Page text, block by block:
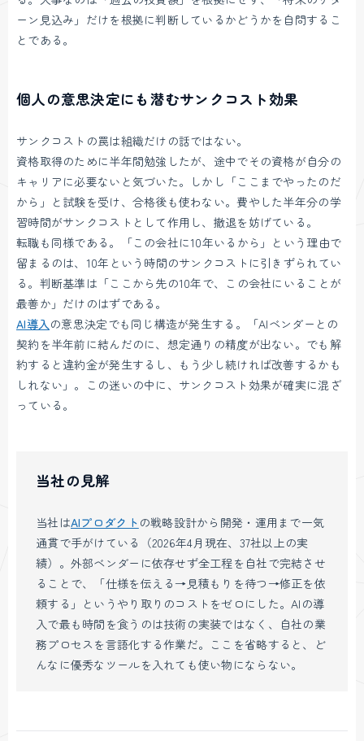
ーン見込み」だけを根拠に判断しているかどうかを自問するこ
とである。
個人の意思決定にも潜むサンクコスト効果
サンクコストの罠は組織だけの話ではない。
資格取得のために半年間勉強したが、途中でその資格が自分の
キャリアに必要ないと気づいた。しかし「ここまでやったのだ
から」と試験を受け、合格後も使わない。費やした半年分の学
習時間がサンクコストとして作用し、撤退を妨げている。
転職も同様である。「この会社に10年いるから」という理由で
留まるのは、10年という時間のサンクコストに引きずられてい
る。判断基準は「ここから先の10年で、この会社にいることが
最善か」だけのはずである。
AI導入 の意思決定でも同じ構造が発生する。「AIベンダーとの
契約を半年前に結んだのに、想定通りの精度が出ない。でも解
約すると違約金が発生するし、もう少し続ければ改善するかも
しれない」。この迷いの中に、サンクコスト効果が確実に混ざ
っている。
当社の見解
当社はAIプロダクト の戦略設計から開発・運用まで一気
通貫で手がけている（2026年4月現在、37社以上の実
績）。外部ベンダーに依存せず全工程を自社で完結させ
ることで、「仕様を伝える→見積もりを待つ→修正を依
頼する」というやり取りのコストをゼロにした。AIの導
入で最も時間を食うのは技術の実装ではなく、自社の業
務プロセスを言語化する作業だ。ここを省略すると、ど
んなに優秀なツールを入れても使い物にならない。